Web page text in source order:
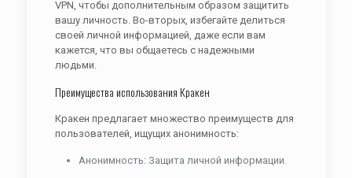
VPN, чтобы дополнительным образом защитить
вашу личность. Во-вторых, избегайте делиться
своей личной информацией, даже если вам
кажется, что вы общаетесь с надежными
людьми.
Преимущества использования Кракен
Кракен предлагает множество преимуществ для
пользователей, ищущих анонимность:
Анонимность: Защита личной информации.